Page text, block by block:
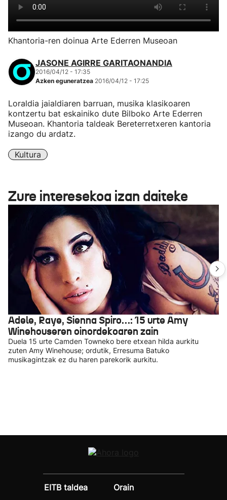
Khantoria-ren doinua Arte Ederren Museoan
JASONE AGIRRE GARITAONANDIA
2016/04/12 - 17:35
Azken eguneratzea 2016/04/12 - 17:25
Loraldia jaialdiaren barruan, musika klasikoaren
kontzertu bat eskainiko dute Bilboko Arte Ederren
Museoan. Khantoria taldeak Bereterretxeren kantoria
izango du ardatz.
Kultura
Zure interesekoa izan daiteke
Adele, Raye, Sienna Spiro…: 15 urte Amy
Winehouseren oinordekoaren zain
Duela 15 urte Camden Towneko bere etxean hilda aurkitu
zuten Amy Winehouse; ordutik, Erresuma Batuko
musikagintzak ez du haren parekorik aurkitu.
EITB taldea
Orain